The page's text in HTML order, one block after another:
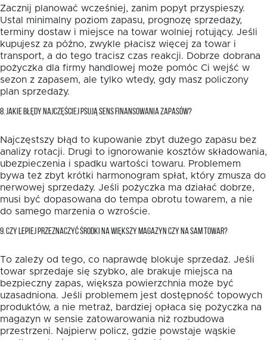
Zacznij planować wcześniej, zanim popyt przyspieszy.
Ustal minimalny poziom zapasu, prognozę sprzedaży,
terminy dostaw i miejsce na towar wolniej rotujący. Jeśli
kupujesz za późno, zwykle płacisz więcej za towar i
transport, a do tego tracisz czas reakcji. Dobrze dobrana
pożyczka dla firmy handlowej może pomóc Ci wejść w
sezon z zapasem, ale tylko wtedy, gdy masz policzony
plan sprzedaży.
8. JAKIE BŁĘDY NAJCZĘŚCIEJ PSUJĄ SENS FINANSOWANIA ZAPASÓW?
Najczęstszy błąd to kupowanie zbyt dużego zapasu bez
analizy rotacji. Drugi to ignorowanie kosztów składowania,
ubezpieczenia i spadku wartości towaru. Problemem
bywa też zbyt krótki harmonogram spłat, który zmusza do
nerwowej sprzedaży. Jeśli pożyczka ma działać dobrze,
musi być dopasowana do tempa obrotu towarem, a nie
do samego marzenia o wzroście.
9. CZY LEPIEJ PRZEZNACZYĆ ŚRODKI NA WIĘKSZY MAGAZYN CZY NA SAM TOWAR?
To zależy od tego, co naprawdę blokuje sprzedaż. Jeśli
towar sprzedaje się szybko, ale brakuje miejsca na
bezpieczny zapas, większa powierzchnia może być
uzasadniona. Jeśli problemem jest dostępność topowych
produktów, a nie metraż, bardziej opłaca się pożyczka na
magazyn w sensie zatowarowania niż rozbudowa
przestrzeni. Najpierw policz, gdzie powstaje wąskie